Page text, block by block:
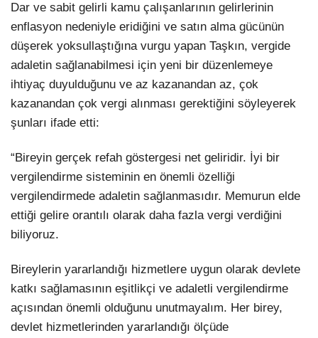
Dribbble
Telegram
Dar ve sabit gelirli kamu çalışanlarının gelirlerinin
enflasyon nedeniyle eridiğini ve satın alma gücünün
düşerek yoksullaştığına vurgu yapan Taşkın, vergide
adaletin sağlanabilmesi için yeni bir düzenlemeye
ihtiyaç duyulduğunu ve az kazanandan az, çok
kazanandan çok vergi alınması gerektiğini söyleyerek
şunları ifade etti:
“Bireyin gerçek refah göstergesi net geliridir. İyi bir
vergilendirme sisteminin en önemli özelliği
vergilendirmede adaletin sağlanmasıdır. Memurun elde
ettiği gelire orantılı olarak daha fazla vergi verdiğini
biliyoruz.
Bireylerin yararlandığı hizmetlere uygun olarak devlete
katkı sağlamasının eşitlikçi ve adaletli vergilendirme
açısından önemli olduğunu unutmayalım. Her birey,
devlet hizmetlerinden yararlandığı ölçüde